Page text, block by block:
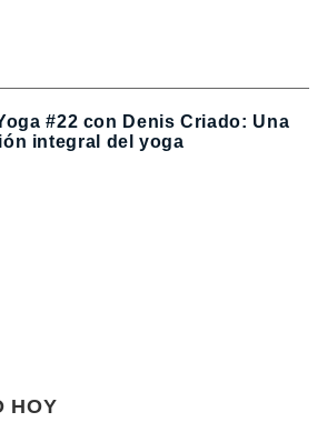
#22 con Denis Criado: Una
integral del yoga
HOY